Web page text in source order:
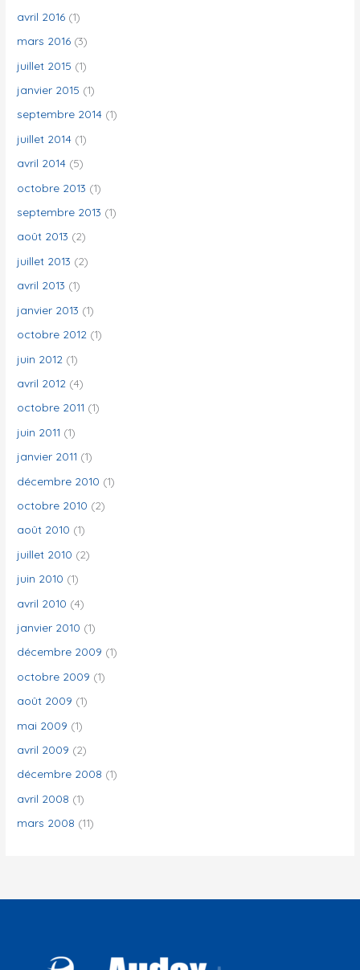
avril 2016 (1)
mars 2016 (3)
juillet 2015 (1)
janvier 2015 (1)
septembre 2014 (1)
juillet 2014 (1)
avril 2014 (5)
octobre 2013 (1)
septembre 2013 (1)
août 2013 (2)
juillet 2013 (2)
avril 2013 (1)
janvier 2013 (1)
octobre 2012 (1)
juin 2012 (1)
avril 2012 (4)
octobre 2011 (1)
juin 2011 (1)
janvier 2011 (1)
décembre 2010 (1)
octobre 2010 (2)
août 2010 (1)
juillet 2010 (2)
juin 2010 (1)
avril 2010 (4)
janvier 2010 (1)
décembre 2009 (1)
octobre 2009 (1)
août 2009 (1)
mai 2009 (1)
avril 2009 (2)
décembre 2008 (1)
avril 2008 (1)
mars 2008 (11)